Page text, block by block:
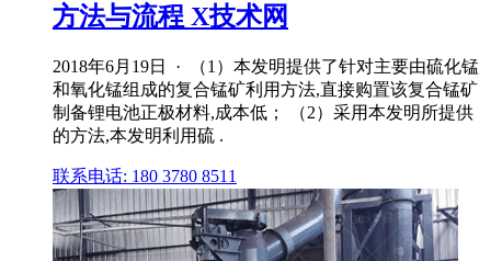
方法与流程 X技术网
2018年6月19日 · （1）本发明提供了针对主要由硫化锰
和氧化锰组成的复合锰矿利用方法,直接购置该复合锰矿
制备锂电池正极材料,成本低； （2）采用本发明所提供
的方法,本发明利用硫 .
联系电话: 180 3780 8511